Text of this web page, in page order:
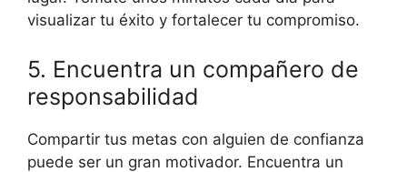
visualizar tu éxito y fortalecer tu compromiso.
5. Encuentra un compañero de
responsabilidad
Compartir tus metas con alguien de confianza
puede ser un gran motivador. Encuentra un